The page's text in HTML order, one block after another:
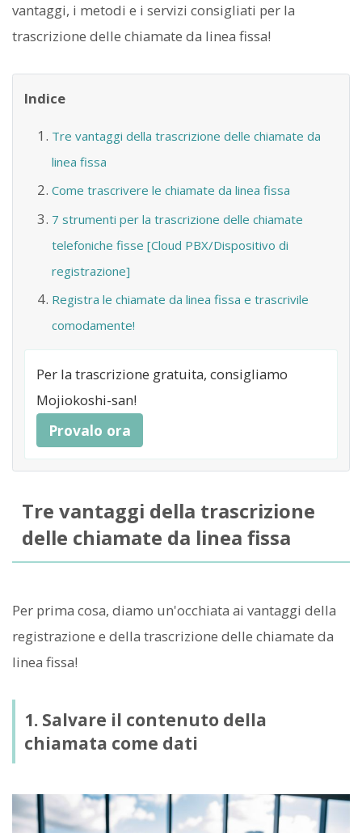
vantaggi, i metodi e i servizi consigliati per la
trascrizione delle chiamate da linea fissa!
Indice
Tre vantaggi della trascrizione delle chiamate da
linea fissa
Come trascrivere le chiamate da linea fissa
7 strumenti per la trascrizione delle chiamate
telefoniche fisse [Cloud PBX/Dispositivo di
registrazione]
Registra le chiamate da linea fissa e trascrivile
comodamente!
Per la trascrizione gratuita, consigliamo
Mojiokoshi-san!
Provalo ora
Tre vantaggi della trascrizione
delle chiamate da linea fissa
Per prima cosa, diamo un'occhiata ai vantaggi della
registrazione e della trascrizione delle chiamate da
linea fissa!
1. Salvare il contenuto della
chiamata come dati